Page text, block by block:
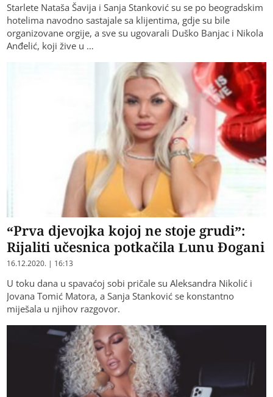
Starlete Nataša Šavija i Sanja Stanković su se po beogradskim
hotelima navodno sastajale sa klijentima, gdje su bile
organizovane orgije, a sve su ugovarali Duško Banjac i Nikola
Anđelić, koji žive u …
“Prva djevojka kojoj ne stoje grudi”:
Rijaliti učesnica potkačila Lunu Đogani
16.12.2020. | 16:13
U toku dana u spavaćoj sobi pričale su Aleksandra Nikolić i
Jovana Tomić Matora, a Sanja Stanković se konstantno
miješala u njihov razgovor.